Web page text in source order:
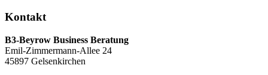
Kontakt
B3-Beyrow Business Beratung
Emil-Zimmermann-Allee 24
45897 Gelsenkirchen